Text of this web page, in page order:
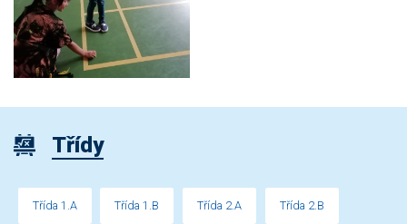
Třídy
Třída 1.A Třída 1.B Třída 2.A Třída 2.B